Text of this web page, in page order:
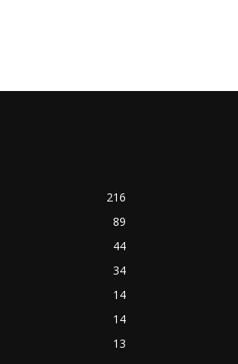
216
89
44
34
14
14
13